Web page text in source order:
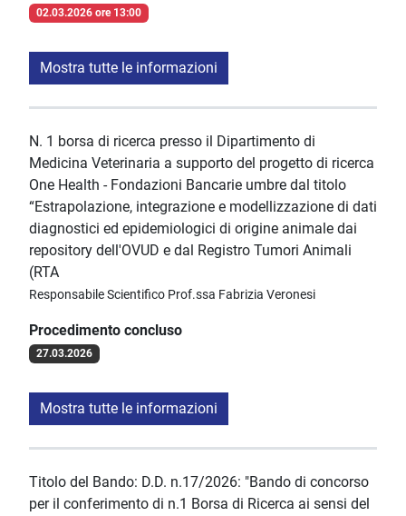
02.03.2026 ore 13:00
Mostra tutte le informazioni
N. 1 borsa di ricerca presso il Dipartimento di
Medicina Veterinaria a supporto del progetto di ricerca
One Health - Fondazioni Bancarie umbre dal titolo
“Estrapolazione, integrazione e modellizzazione di dati
diagnostici ed epidemiologici di origine animale dai
repository dell'OVUD e dal Registro Tumori Animali
(RTA
Responsabile Scientifico Prof.ssa Fabrizia Veronesi
Procedimento concluso
27.03.2026
Mostra tutte le informazioni
Titolo del Bando: D.D. n.17/2026: "Bando di concorso
per il conferimento di n.1 Borsa di Ricerca ai sensi del